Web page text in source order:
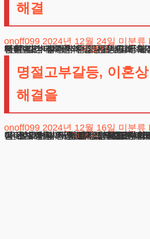
해결
onoff099 2024년 12월 24일 미분류
명절고부갈등 이혼상담을 통해 해결 안녕하십니까, 법무법인 테헤란의 명절고부갈등이혼상담 변호사입니다. 현대 사회에서 시가족 사이의 불화는 단순 가정 문제를 넘어 심각한 법적 분쟁으로 확대되는 추세입니다. 특히 시어머니와의 갈등은 심리적, 정신적 고통을 유발하여 가정 붕괴의 주요 원인이 되고 있습니다. 이러한 상황에서 가족관계더보기
명절고부갈등, 이혼
해결을
onoff099 2024년 12월 16일 미분류
명절고부갈등, 이혼상담을 통해 해결을 안녕하십니까, 법무법인 테헤란의 명절고부갈등이혼상담 변호사입니다. 현대 사회에서 시가족 사이의 불화는 단순 가정 문제를 넘어 심각한 법적 분쟁으로 확대되는 추세입니다. 특히 시어머니와의 갈등은 심리적, 정신적 고통을 유발하여 가정 붕괴의 주요 원인이 되고 있습니다. 이러한 상황에서더보기
상호 : 법무법인 테
사업자 : 589-86-
대표자 : 이수학
주소 : 서울시 강남구 테헤란로 420, KT선릉타워West 9층
광고책임변호사 : 이